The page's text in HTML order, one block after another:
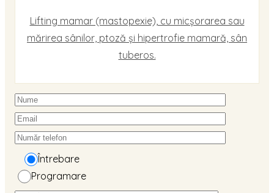
Lifting mamar (mastopexie), cu micșorarea sau
mărirea sânilor, ptoză și hipertrofie mamară, sân
tuberos.
Întrebare
Programare